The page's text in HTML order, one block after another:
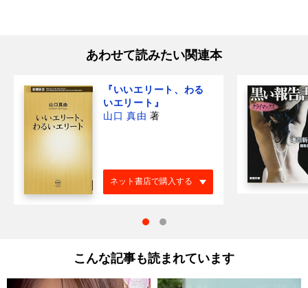
あわせて読みたい関連本
『いいエリート、わる
いエリート』
山口 真由 著
ネット書店で購入する
こんな記事も読まれています